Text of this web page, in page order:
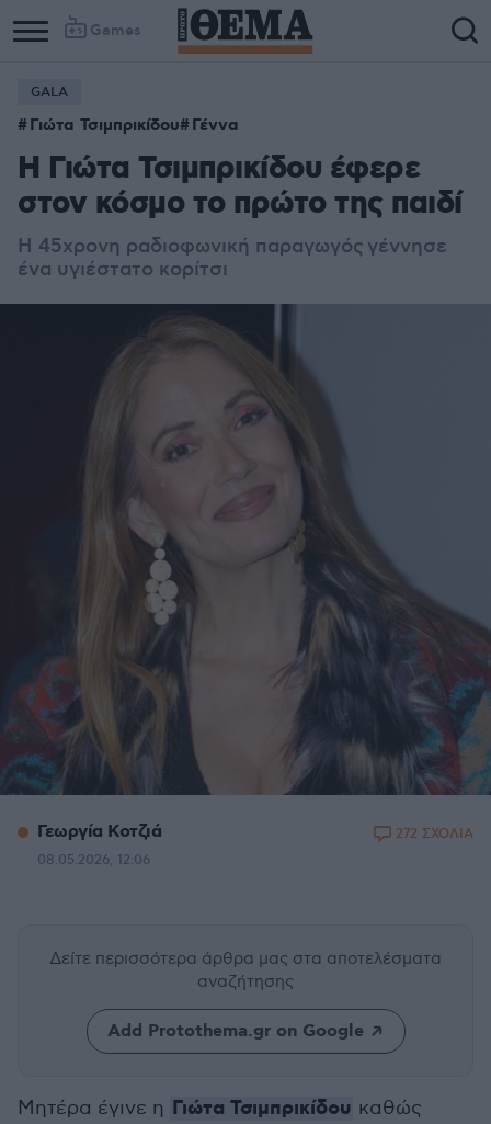
Games
GALA
Γιώτα Τσιμπρικίδου Γέννα
Η Γιώτα Τσιμπρικίδου έφερε
στον κόσμο το πρώτο της παιδί
Η 45χρονη ραδιοφωνική παραγωγός γέννησε
ένα υγιέστατο κορίτσι
Γεωργία Κοτζιά
08.05.2026, 12:06
272 ΣΧΟΛΙΑ
Δείτε περισσότερα άρθρα μας στα αποτελέσματα
αναζήτησης
Add Protothema.gr on Google
Μητέρα έγινε η Γιώτα Τσιμπρικίδου καθώς